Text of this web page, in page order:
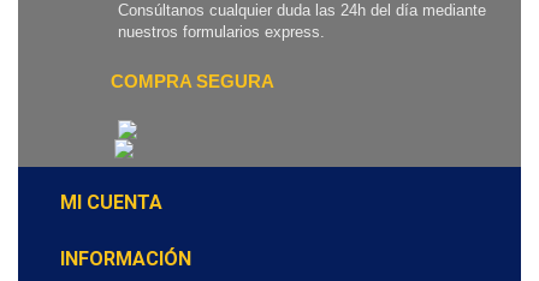
Consúltanos cualquier duda las 24h del día mediante
nuestros formularios express.
COMPRA SEGURA
MI CUENTA
INFORMACIÓN